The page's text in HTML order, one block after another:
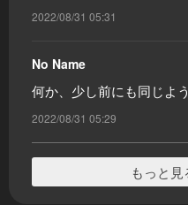
2022/08/31 05:31
No Name
何か、少し前にも同じよ
2022/08/31 05:29
もっと見